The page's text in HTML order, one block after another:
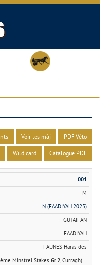
Voir les màj PDF Véto
Wild card Catalogue PDF
001
M
N (FAADIYAH 2025)
GUTAIFAN
FAADIYAH
FAUNES Haras des
Minstrel StakesGr.2 , Curragh)...